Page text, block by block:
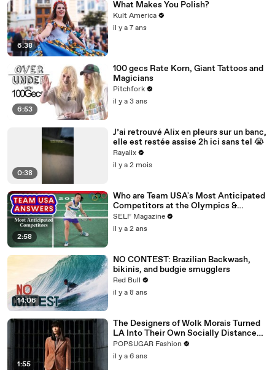
6:38
What Makes You Polish?
Kult America
il y a 7 ans
6:53
100 gecs Rate Korn, Giant Tattoos and
Magicians
Pitchfork
il y a 3 ans
0:38
J’ai retrouvé Alix en pleurs sur un banc,
elle est restée assise 2h ici sans tel 😭
Rayalix
il y a 2 mois
2:58
Who are Team USA's Most Anticipated
Competitors at the Olympics &
Paralympics
SELF Magazine
il y a 2 ans
14:06
NO CONTEST: Brazilian Backwash,
bikinis, and budgie smugglers
Red Bull
il y a 8 ans
1:55
The Designers of Wolk Morais Turned
LA Into Their Own Socially Distanced
Runway
POPSUGAR Fashion
il y a 6 ans